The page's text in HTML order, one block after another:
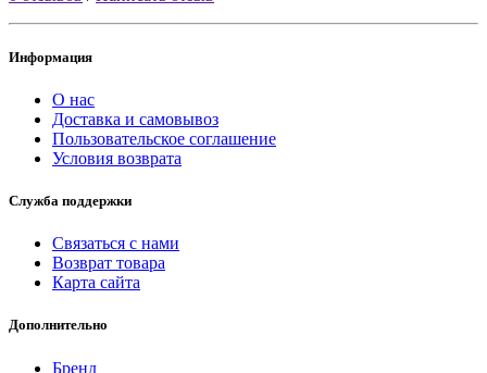
Информация
О нас
Доставка и самовывоз
Пользовательское соглашение
Условия возврата
Служба поддержки
Связаться с нами
Возврат товара
Карта сайта
Дополнительно
Бренд